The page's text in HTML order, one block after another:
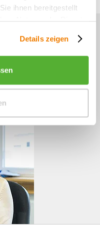
ihnen bereitgestellt
Details zeigen
unseren
- Do, 09:00 - 16:00 Uhr
Fr, 09:00 - 13:00 Uhr